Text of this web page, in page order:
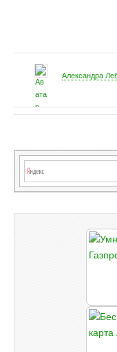
Александра